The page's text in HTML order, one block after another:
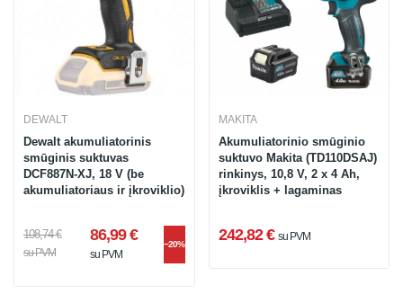
DEWALT
Dewalt akumuliatorinis
smūginis suktuvas
DCF887N-XJ, 18 V (be
akumuliatoriaus ir įkroviklio)
108,74 €
su PVM
86,99 €
su PVM
−20%
MAKITA
Akumuliatorinio smūginio
suktuvo Makita (TD110DSAJ)
rinkinys, 10,8 V, 2 x 4 Ah,
įkroviklis + lagaminas
242,82 € su PVM